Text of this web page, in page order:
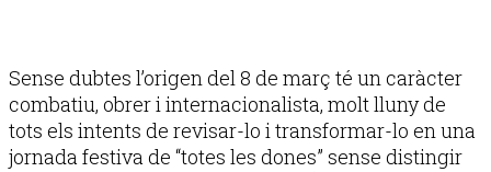
Sense dubtes l’origen del 8 de març té un caràcter
combatiu, obrer i internacionalista, molt lluny de
tots els intents de revisar-lo i transformar-lo en una
jornada festiva de “totes les dones” sense distingir